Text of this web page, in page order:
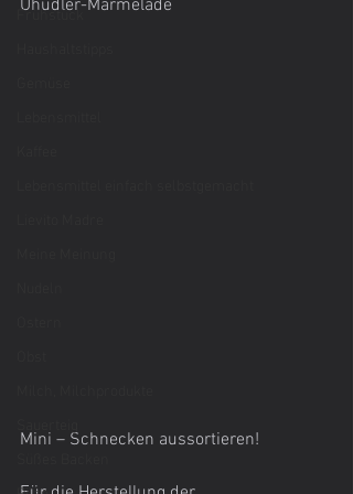
Frühstück
Uhudler-Marmelade
Mini – Schnecken aussortieren!